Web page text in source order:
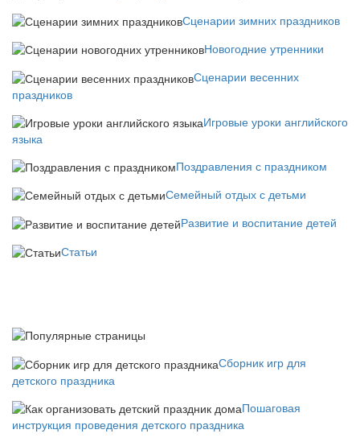
Сценарии зимних праздников
Новогодние утренники
Сценарии весенних
праздников
Игровые уроки английского
языка
Поздравления с праздником
Семейный отдых с детьми
Развитие и воспитание детей
Статьи
Сборник игр для
детского праздника
Пошаговая
инструкция проведения детского праздника